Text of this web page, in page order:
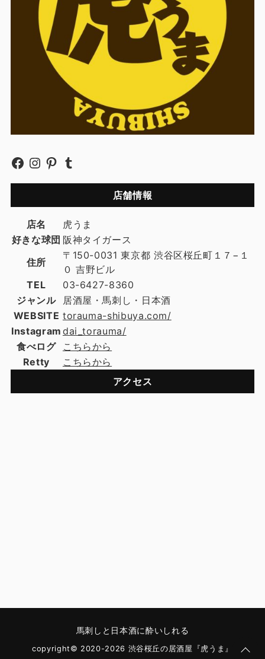
店舗情報
店名
虎うま
好きな球団 阪神タイガース
住所
〒150-0031 東京都 渋谷区桜丘町１７−１
０ 吉野ビル
TEL
03-6427-8360
ジャンル
居酒屋・馬刺し・日本酒
WEBSITE torauma-shibuya.com/
Instagram dai_torauma/
食べログ
こちらから
Retty
こちらから
アクセス
馬刺しと日本酒に酔いしれる
copyright© 2020-2026 渋谷桜丘の居酒屋『虎うま』